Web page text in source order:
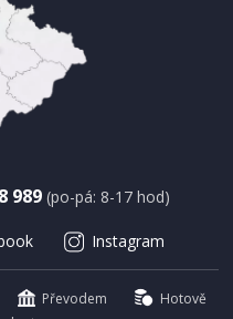
989 (po-pá: 8-17 hod)
Instagram
Převodem
Hotově